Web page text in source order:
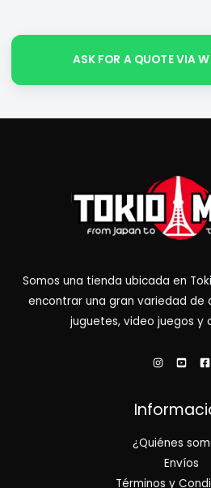
ASK FOR A QUOTE VIA
Somos una tienda ubicada en
encontrar una gran variedad de
juguetes, video juegos y
¿Quiénes
Envíos
Términos y